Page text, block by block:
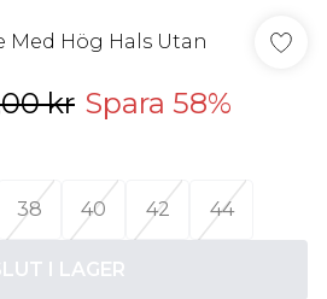
Hög Hals Utan
kr Spara 58%
38 40 42 44
I LAGER